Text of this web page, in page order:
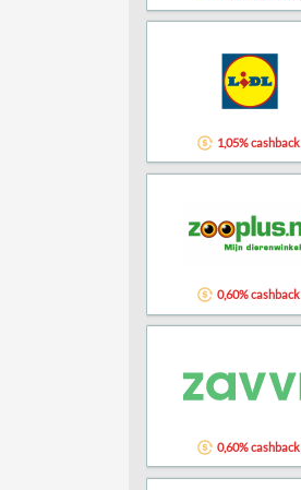
1,05% cashback
0,60% cashback
0,60% cashback